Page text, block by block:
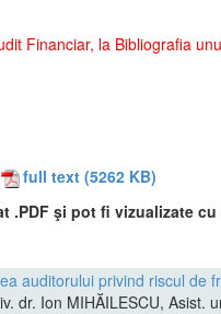
Financiar, la Bibliografia
full text (5262 KB)
.PDF şi pot fi vizualizate cu
auditorului privind riscul de
dr. Ion MIHĂILESCU, Asist.